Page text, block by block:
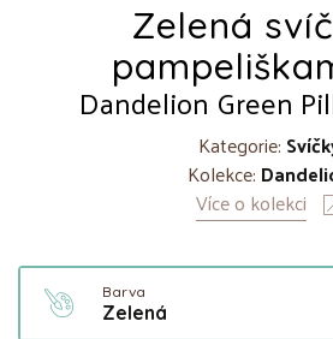
Zelená
Dandelion Green
Kategorie:
Kolekce:
Více o kolekci
Barva
Zelená